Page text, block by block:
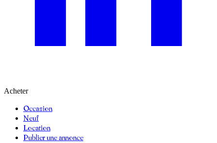
Acheter
Occasion
Neuf
Location
Publier une annonce